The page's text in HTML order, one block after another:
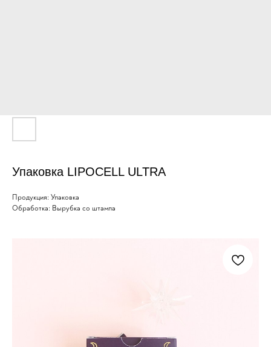
Упаковка LIPOCELL ULTRA
Продукция: Упаковка
Обработка: Вырубка со штампа